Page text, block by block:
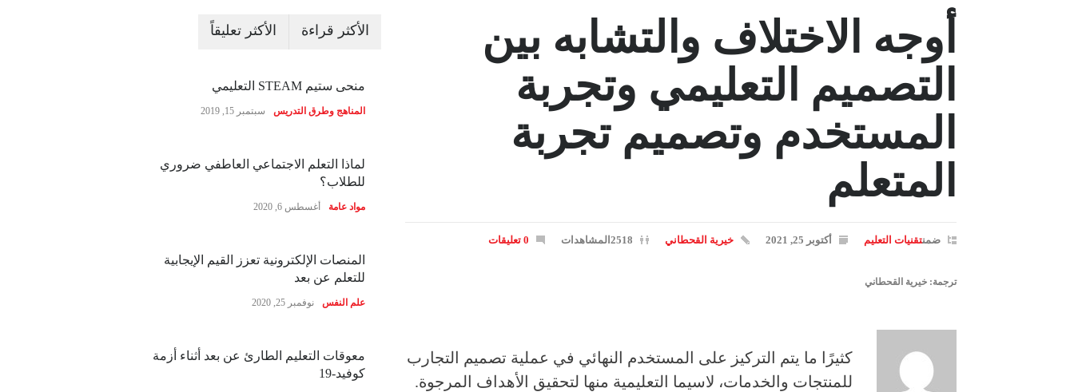
أوجه الاختلاف والتشابه بين
التصميم التعليمي وتجربة
المستخدم وتصميم تجربة
المتعلم
ضمنتقنيات التعليم أكتوبر 25, 2021 خيرية القحطاني 2518المشاهدات 0 تعليقات
ترجمة: خيرية القحطاني
كثيرًا ما يتم التركيز على المستخدم النهائي في عملية تصميم التجارب
للمنتجات والخدمات، لاسيما التعليمية منها لتحقيق الأهداف المرجوة.
الأكثر قراءة الأكثر تعليقاً
منحى ستيم STEAM التعليمي
المناهج وطرق التدريس سبتمبر 15, 2019
لماذا التعلم الاجتماعي العاطفي ضروري
للطلاب؟
مواد عامة أغسطس 6, 2020
المنصات الإلكترونية تعزز القيم الإيجابية
للتعلم عن بعد
علم النفس نوفمبر 25, 2020
معوقات التعليم الطارئ عن بعد أثناء أزمة
كوفيد-19